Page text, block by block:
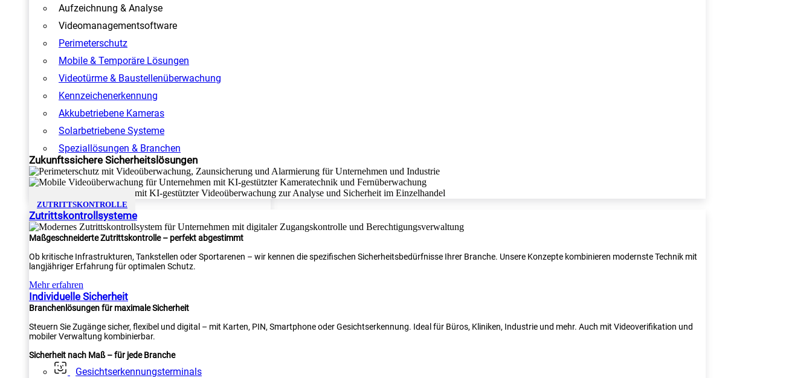
Aufzeichnung & Analyse
Videomanagementsoftware
Perimeterschutz
Mobile & Temporäre Lösungen
Videotürme & Baustellenüberwachung
Kennzeichenerkennung
Akkubetriebene Kameras
Solarbetriebene Systeme
Speziallösungen & Branchen
Zukunftssichere Sicherheitslösungen
ZUTRITTSKONTROLLE
Zutrittskontrollsysteme
Maßgeschneiderte Zutrittskontrolle – perfekt abgestimmt
Ob kritische Infrastrukturen, Tankstellen oder Sportarenen – wir kennen die spezifischen Sicherheitsbedürfnisse Ihrer Branche. Unsere Konzepte kombinieren modernste Technik mit
langjähriger Erfahrung für optimalen Schutz.
Mehr erfahren
Individuelle Sicherheit
Branchenlösungen für maximale Sicherheit
Steuern Sie Zugänge sicher, flexibel und digital – mit Karten, PIN, Smartphone oder Gesichtserkennung. Ideal für Büros, Kliniken, Industrie und mehr. Auch mit Videoverifikation und
mobiler Verwaltung kombinierbar.
Sicherheit nach Maß – für jede Branche
Gesichtserkennungsterminals